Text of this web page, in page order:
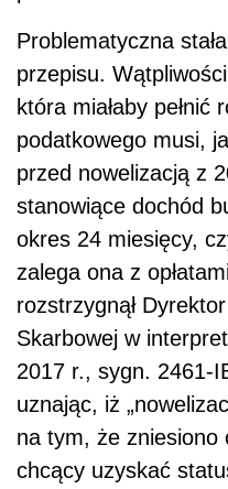
Problematyczna
przepisu.
która miałaby pełnić
podatkowego musi,
przed nowelizacją z
stanowiące dochód
okres 24 miesięcy,
zalega ona z
rozstrzygnął
Skarbowej w
2017 r., sygn. 2461-
uznając, iż
na tym, że zniesiono
chcący uzyskać